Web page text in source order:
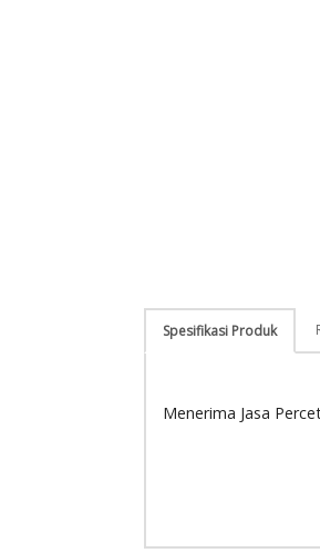
Spesifikasi Produk
Menerima Jasa